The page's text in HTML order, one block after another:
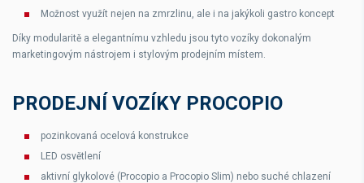
Možnost využít nejen na zmrzlinu, ale i na jakýkoli gastro koncept
Díky modularitě a elegantnímu vzhledu jsou tyto vozíky dokonalým
marketingovým nástrojem i stylovým prodejním místem.
PRODEJNÍ VOZÍKY PROCOPIO
pozinkovaná ocelová konstrukce
LED osvětlení
aktivní glykolové (Procopio a Procopio Slim) nebo suché chlazení